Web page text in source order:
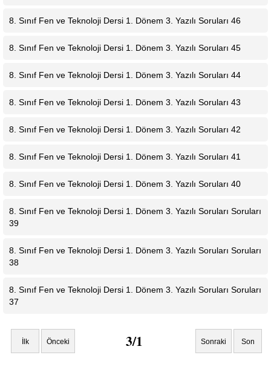
8. Sınıf Fen ve Teknoloji Dersi 1. Dönem 3. Yazılı Soruları 46
8. Sınıf Fen ve Teknoloji Dersi 1. Dönem 3. Yazılı Soruları 45
8. Sınıf Fen ve Teknoloji Dersi 1. Dönem 3. Yazılı Soruları 44
8. Sınıf Fen ve Teknoloji Dersi 1. Dönem 3. Yazılı Soruları 43
8. Sınıf Fen ve Teknoloji Dersi 1. Dönem 3. Yazılı Soruları 42
8. Sınıf Fen ve Teknoloji Dersi 1. Dönem 3. Yazılı Soruları 41
8. Sınıf Fen ve Teknoloji Dersi 1. Dönem 3. Yazılı Soruları 40
8. Sınıf Fen ve Teknoloji Dersi 1. Dönem 3. Yazılı Soruları Soruları
39
8. Sınıf Fen ve Teknoloji Dersi 1. Dönem 3. Yazılı Soruları Soruları
38
8. Sınıf Fen ve Teknoloji Dersi 1. Dönem 3. Yazılı Soruları Soruları
37
İlk Önceki 3/1 Sonraki Son